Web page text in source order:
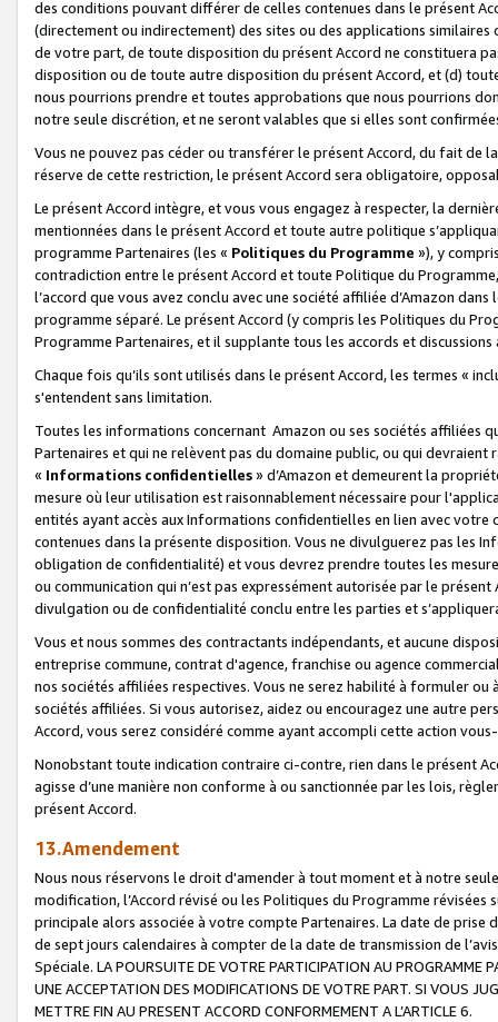
des conditions pouvant différer de celles contenues dans le présent
(directement ou indirectement) des sites ou des applications
de votre part, de toute disposition du présent Accord ne constituera
disposition ou de toute autre disposition du présent Accord, et (d)
nous pourrions prendre et toutes approbations que nous pourrions
notre seule discrétion, et ne seront valables que si elles sont
Vous ne pouvez pas céder ou transférer le présent Accord, du fait de
réserve de cette restriction, le présent Accord sera obligatoire,
Le présent Accord intègre, et vous vous engagez à respecter, la
mentionnées dans le présent Accord et toute autre politique
programme Partenaires (les « Politiques du Programme »), y
contradiction entre le présent Accord et toute Politique du
l’accord que vous avez conclu avec une société affiliée d’Amazon
programme séparé. Le présent Accord (y compris les Politiques du
Programme Partenaires, et il supplante tous les accords et discussions
Chaque fois qu’ils sont utilisés dans le présent Accord, les termes «
s'entendent sans limitation.
Toutes les informations concernant Amazon ou ses sociétés affiliées
Partenaires et qui ne relèvent pas du domaine public, ou qui
« Informations confidentielles» d’Amazon et demeurent la
mesure où leur utilisation est raisonnablement nécessaire pour
entités ayant accès aux Informations confidentielles en lien avec
contenues dans la présente disposition. Vous ne divulguerez pas les
obligation de confidentialité) et vous devrez prendre toutes les
ou communication qui n’est pas expressément autorisée par le
divulgation ou de confidentialité conclu entre les parties et
Vous et nous sommes des contractants indépendants, et aucune
entreprise commune, contrat d'agence, franchise ou agence
nos sociétés affiliées respectives. Vous ne serez habilité à formuler
sociétés affiliées. Si vous autorisez, aidez ou encouragez une autre
Accord, vous serez considéré comme ayant accompli cette action
Nonobstant toute indication contraire ci-contre, rien dans le présent
agisse d’une manière non conforme à ou sanctionnée par les lois,
présent Accord.
13.Amendement
Nous nous réservons le droit d'amender à tout moment et à notre
modification, l’Accord révisé ou les Politiques du Programme
principale alors associée à votre compte Partenaires. La date de
de sept jours calendaires à compter de la date de transmission de
Spéciale. LA POURSUITE DE VOTRE PARTICIPATION AU PROGRAMME
UNE ACCEPTATION DES MODIFICATIONS DE VOTRE PART. SI VOUS
METTRE FIN AU PRESENT ACCORD CONFORMEMENT A L’ARTICLE 6.